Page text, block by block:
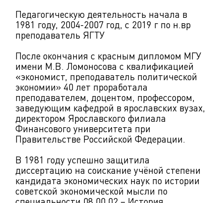
Педагогическую деятельность начала в
1981 году, 2004-2007 год, с 2019 г по н.вр
преподаватель ЯГТУ
После окончания с красным дипломом МГУ
имени М.В. Ломоносова с квалификацией
«экономист, преподаватель политической
экономии» 40 лет проработала
преподавателем, доцентом, профессором,
заведующим кафедрой в ярославских вузах,
директором Ярославского филиала
Финансового университета при
Правительстве Российской Федерации.
В 1981 году успешно защитила
диссертацию на соискание учёной степени
кандидата экономических наук по истории
советской экономической мысли по